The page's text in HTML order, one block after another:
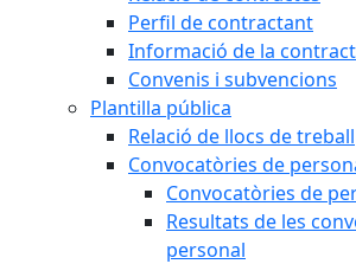
Perfil de contractant
Informació de la
Convenis i subvencions
Plantilla pública
Relació de llocs de treball
Convocatòries de
Convocatòries de
Resultats de les
personal